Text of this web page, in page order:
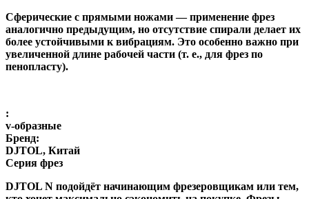
Сферические с прямыми ножами— применение фрез
аналогично предыдущим, но отсутствие спирали делает их
более устойчивыми к вибрациям. Это особенно важно при
увеличенной длине рабочей части (т. е., для фрез по
пенопласту).
:
v-образные
Бренд:
DJTOL, Китай
Серия фрез
DJTOL N подойдёт начинающим фрезеровщикам или тем,